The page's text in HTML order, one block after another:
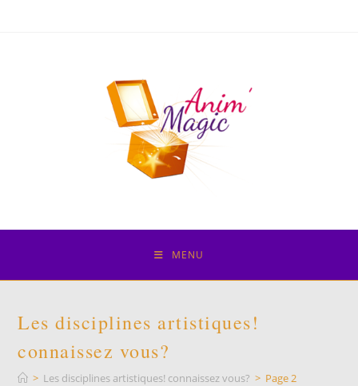
MENU
Les disciplines artistiques!
connaissez vous?
> Les disciplines artistiques! connaissez vous? > Page 2